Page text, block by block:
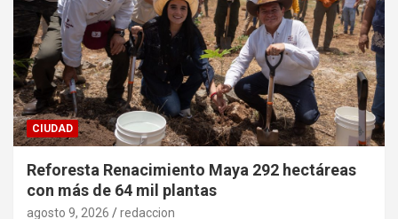
CIUDAD
Reforesta Renacimiento Maya 292 hectáreas
con más de 64 mil plantas
agosto 9, 2026 redaccion